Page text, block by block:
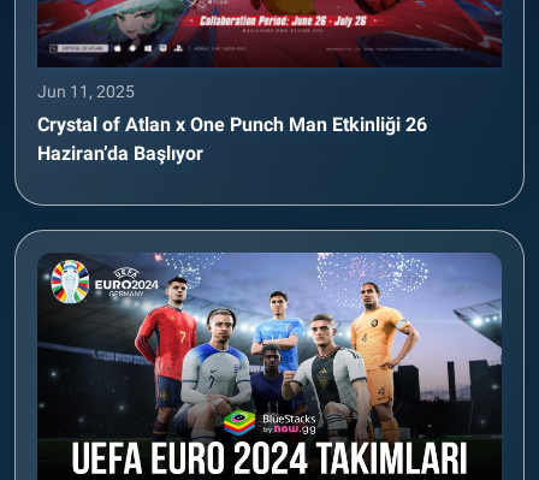
Jun 11, 2025
Crystal of Atlan x One Punch Man Etkinliği 26
Haziran’da Başlıyor